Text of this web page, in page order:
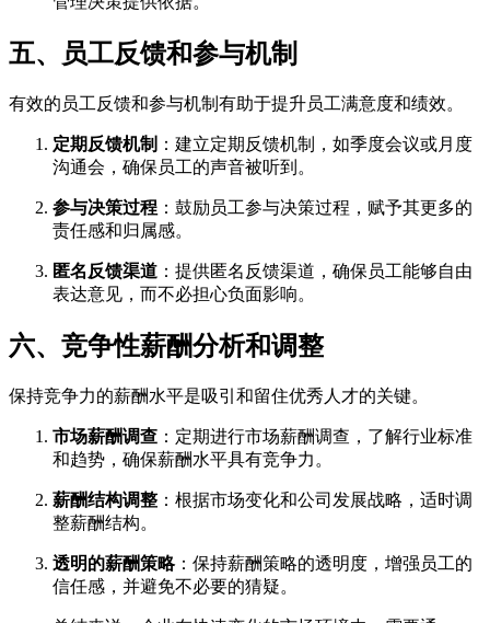
五、员工反馈和参与机制
有效的员工反馈和参与机制有助于提升员工满意度和绩效。
定期反馈机制 ：建立定期反馈机制，如季度会议或月度
沟通会，确保员工的声音被听到。
参与决策过程 ：鼓励员工参与决策过程，赋予其更多的
责任感和归属感。
匿名反馈渠道 ：提供匿名反馈渠道，确保员工能够自由
表达意见，而不必担心负面影响。
六、竞争性薪酬分析和调整
保持竞争力的薪酬水平是吸引和留住优秀人才的关键。
市场薪酬调查 ：定期进行市场薪酬调查，了解行业标准
和趋势，确保薪酬水平具有竞争力。
薪酬结构调整 ：根据市场变化和公司发展战略，适时调
整薪酬结构。
透明的薪酬策略：保持薪酬策略的透明度，增强员工的
信任感，并避免不必要的猜疑。